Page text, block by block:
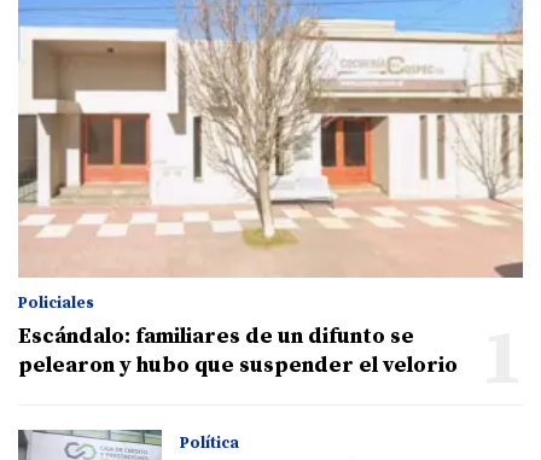
Policiales
Escándalo: familiares de un difunto se
pelearon y hubo que suspender el velorio
Política